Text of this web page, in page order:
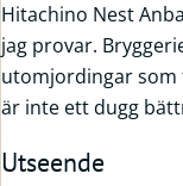
Hitachino Nest
jag provar.
utomjordingar som
är inte ett dugg
Utseende